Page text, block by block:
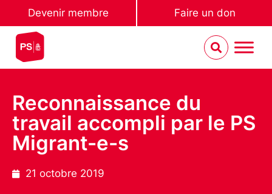
Devenir membre Faire un don
Reconnaissance du
travail accompli par le PS
Migrant-e-s
21 octobre 2019